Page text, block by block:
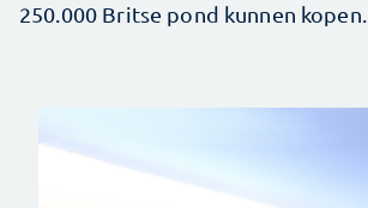
250.000 Britse pond kunnen kopen.